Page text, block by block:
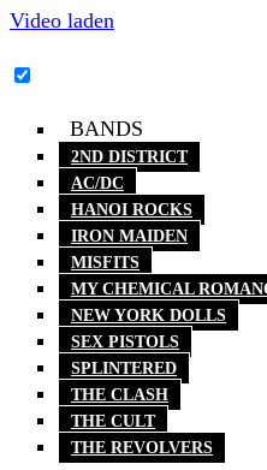
Video laden
BANDS
2ND DISTRICT
AC/DC
HANOI ROCKS
IRON MAIDEN
MISFITS
MY CHEMICAL
NEW YORK DOLLS
SEX PISTOLS
SPLINTERED
THE CLASH
THE CULT
THE REVOLVERS